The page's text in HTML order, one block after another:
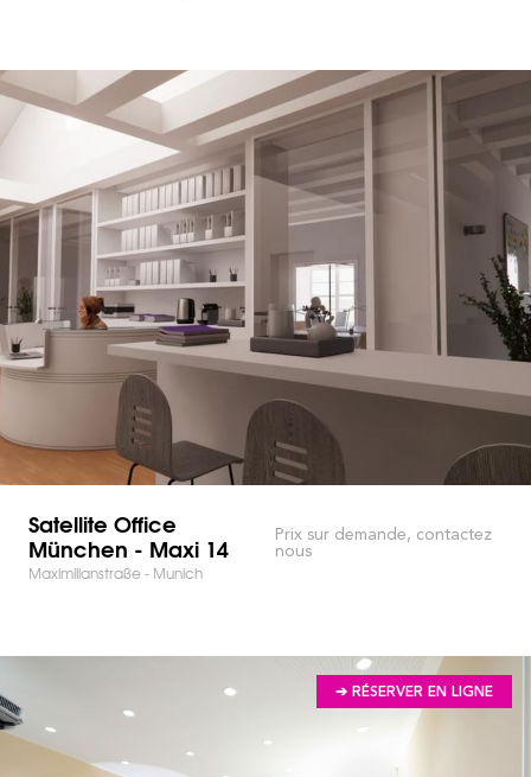
Satellite Office
München - Maxi 14
Maximilianstraße - Munich
Prix sur demande, contactez
nous
➔ RÉSERVER EN LIGNE